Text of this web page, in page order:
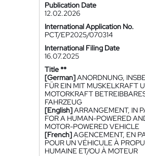
Publication Date
12.02.2026
International Application No.
PCT/EP2025/070314
International Filing Date
16.07.2025
Title **
[German]ANORDNUNG,
FÜR EIN MIT MUSKELKRAFT
MOTORKRAFT
FAHRZEUG
[English]ARRANGEMENT, IN
FOR A HUMAN-POWERED
MOTOR-POWERED VEHICLE
[French]AGENCEMENT, EN
POUR UN VÉHICULE À
HUMAINE ET/OU À MOTEUR